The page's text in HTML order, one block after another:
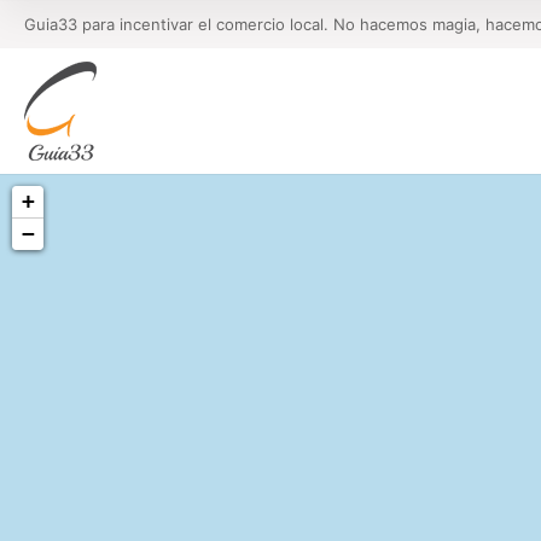
Guia33 para incentivar el comercio local. No hacemos magia,
+
−